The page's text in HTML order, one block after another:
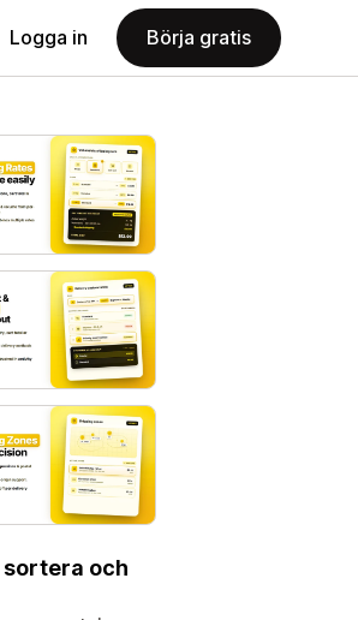
Logga in Börja gratis
och